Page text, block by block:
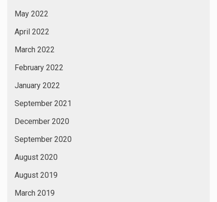
May 2022
April 2022
March 2022
February 2022
January 2022
September 2021
December 2020
September 2020
August 2020
August 2019
March 2019